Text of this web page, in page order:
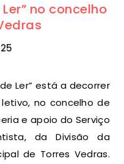
no concelho
no concelho de
e apoio do Serviço
da Divisão da
de Torres Vedras.